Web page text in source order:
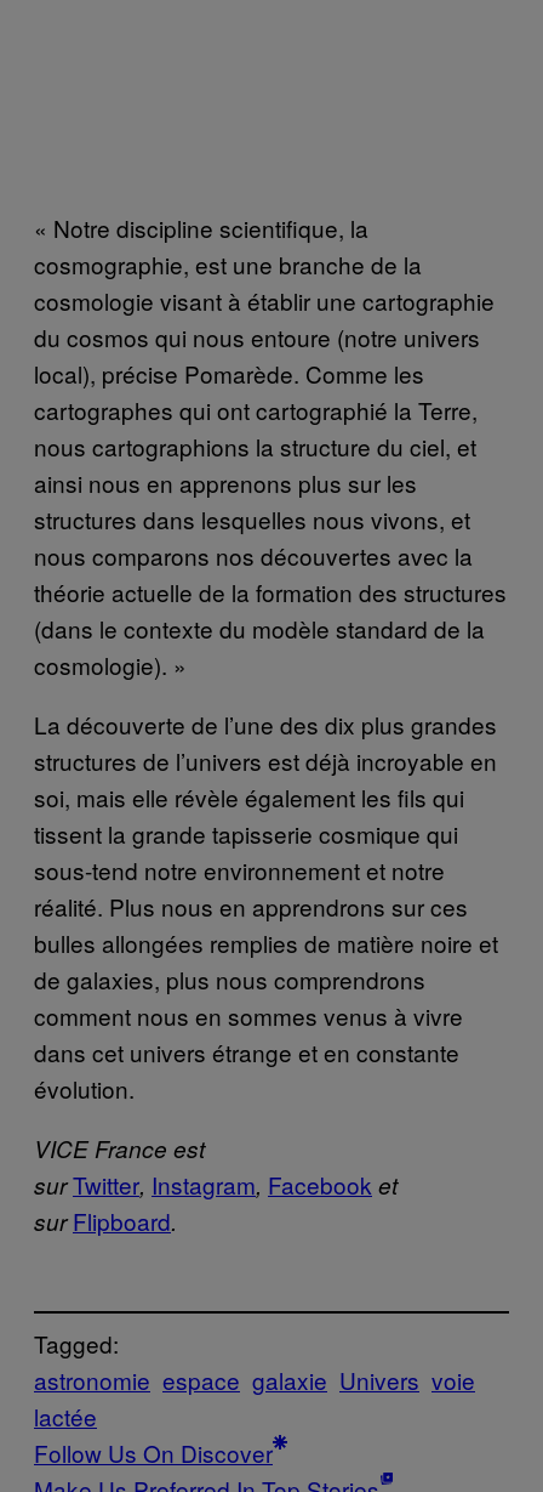
« Notre discipline scientifique, la
cosmographie, est une branche de la
cosmologie visant à établir une cartographie
du cosmos qui nous entoure (notre univers
local), précise Pomarède. Comme les
cartographes qui ont cartographié la Terre,
nous cartographions la structure du ciel, et
ainsi nous en apprenons plus sur les
structures dans lesquelles nous vivons, et
nous comparons nos découvertes avec la
théorie actuelle de la formation des structures
(dans le contexte du modèle standard de la
cosmologie). »
La découverte de l’une des dix plus grandes
structures de l’univers est déjà incroyable en
soi, mais elle révèle également les fils qui
tissent la grande tapisserie cosmique qui
sous-tend notre environnement et notre
réalité. Plus nous en apprendrons sur ces
bulles allongées remplies de matière noire et
de galaxies, plus nous comprendrons
comment nous en sommes venus à vivre
dans cet univers étrange et en constante
évolution.
VICE France est
surTwitter, Instagram, Facebooket
sur Flipboard.
Tagged:
astronomie espace galaxie Univers voie
lactée
Follow Us On Discover